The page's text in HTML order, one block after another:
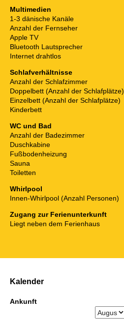
Multimedien
1-3 dänische Kanäle
Anzahl der Fernseher
Apple TV
Bluetooth Lautsprecher
Internet drahtlos
Schlafverhältnisse
Anzahl der Schlafzimmer
Doppelbett (Anzahl der Schlafplätze)
Einzelbett (Anzahl der Schlafplätze)
Kinderbett
WC und Bad
Anzahl der Badezimmer
Duschkabine
Fußbodenheizung
Sauna
Toiletten
Whirlpool
Innen-Whirlpool (Anzahl Personen)
Zugang zur Ferienunterkunft
Liegt neben dem Ferienhaus
Kalender
Ankunft